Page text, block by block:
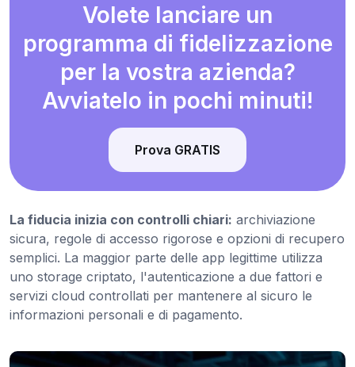
Volete lanciare un
programma di fidelizzazione
per la vostra azienda?
Avviatelo in pochi minuti!
Prova GRATIS
La fiducia inizia con controlli chiari: archiviazione
sicura, regole di accesso rigorose e opzioni di recupero
semplici. La maggior parte delle app legittime utilizza
uno storage criptato, l'autenticazione a due fattori e
servizi cloud controllati per mantenere al sicuro le
informazioni personali e di pagamento.